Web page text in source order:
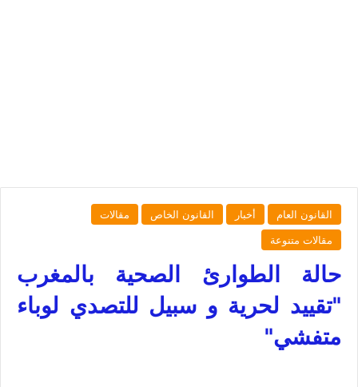
القانون العام أخبار القانون الخاص
مقالات
مقالات متنوعة
حالة الطوارئ الصحية بالمغرب
"تقييد لحرية و سبيل للتصدي لوباء
متفشي"